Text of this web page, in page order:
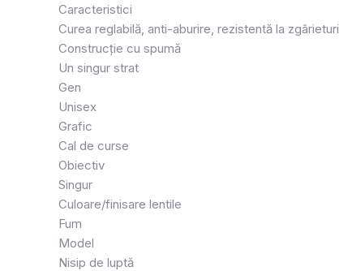
Caracteristici
Curea reglabilă, anti-aburire, rezistentă la zgârieturi
Construcție cu spumă
Un singur strat
Gen
Unisex
Grafic
Cal de curse
Obiectiv
Singur
Culoare/finisare lentile
Fum
Model
Nisip de luptă